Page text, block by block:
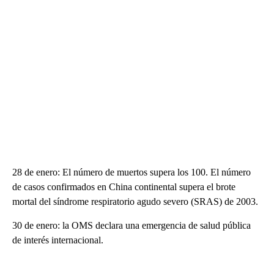
28 de enero: El número de muertos supera los 100. El número
de casos confirmados en China continental supera el brote
mortal del síndrome respiratorio agudo severo (SRAS) de 2003.
30 de enero: la OMS declara una emergencia de salud pública
de interés internacional.